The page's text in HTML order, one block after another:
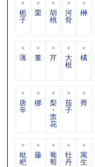
栀
子
栗 胡
桃
河
骨
榊
薄 董 芹 大
根
橘
唐
辛
梛 梨
・
柰
花
茄
子
薺
枇
杷
藤 葡
萄
牡
丹
寓
生